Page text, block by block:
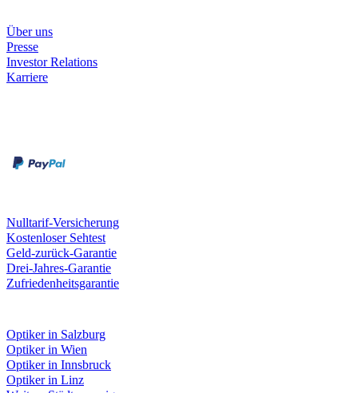
Über uns
Presse
Investor Relations
Karriere
Nulltarif-Versicherung
Kostenloser Sehtest
Geld-zurück-Garantie
Drei-Jahres-Garantie
Zufriedenheitsgarantie
Optiker in Salzburg
Optiker in Wien
Optiker in Innsbruck
Optiker in Linz